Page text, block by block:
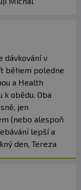
600 mg
mix extraktů
studií.
a jeho účinek
přirozených
dávkování v
během poledne
a Health
k obědu. Oba
jen
(nebo alespoň
lepší a
den, Tereza